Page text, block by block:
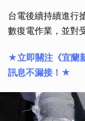
台電後續持續進行
數復電作業，並對
★立即關注《宜蘭
訊息不漏接！★